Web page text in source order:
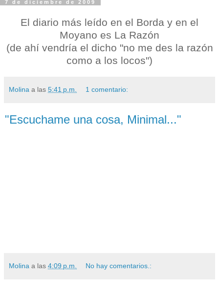
7 de diciembre de 2009
El diario más leído en el Borda y en el
Moyano es La Razón
(de ahí vendría el dicho "no me des la razón
como a los locos")
Molina a las 5:41 p.m. 1 comentario:
"Escuchame una cosa, Minimal..."
Molina a las 4:09 p.m. No hay comentarios.: